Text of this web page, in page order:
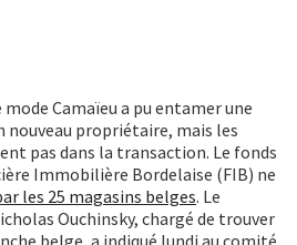
Camaïeu a pu entamer une
nouveau propriétaire, mais les
pas dans la transaction. Le fonds
Immobilière Bordelaise (FIB) ne
les 25 magasins belges. Le
Ouchinsky, chargé de trouver
belge, a indiqué lundi au comité